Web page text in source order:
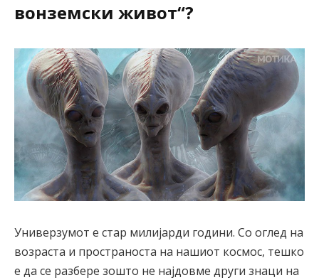
вонземски живот“?
Универзумот е стар милијарди години. Со оглед на
возраста и пространоста на нашиот космос, тешко
е да се разбере зошто не најдoвме други знаци на